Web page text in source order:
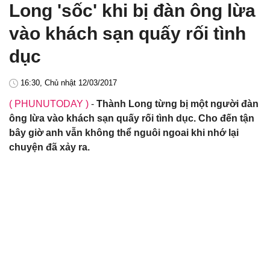
Long 'sốc' khi bị đàn ông lừa
vào khách sạn quấy rối tình
dục
16:30, Chủ nhật 12/03/2017
( PHUNUTODAY ) - Thành Long từng bị một người đàn
ông lừa vào khách sạn quấy rối tình dục. Cho đến tận
bây giờ anh vẫn không thể nguôi ngoai khi nhớ lại
chuyện đã xảy ra.